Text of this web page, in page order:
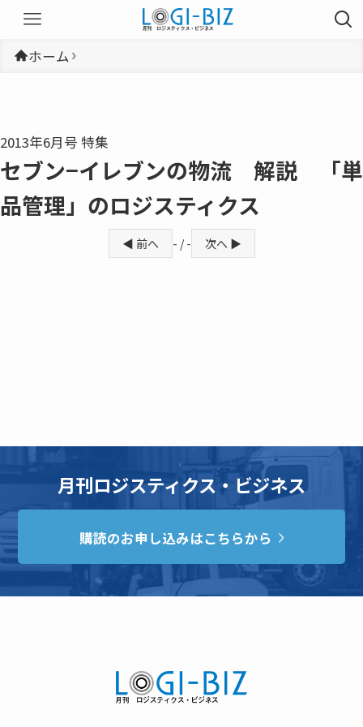
ホーム
2013年6月号 特集
セブン−イレブンの物流 解説 「単
品管理」のロジスティクス
◀ 前へ - / - 次へ ▶
月刊ロジスティクス・ビジネス
購読のお申し込みはこちらから